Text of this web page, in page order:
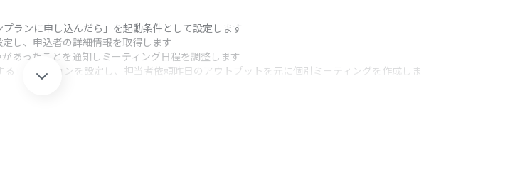
ランに申し込んだら」を起動条件として設定します
し、申込者の詳細情報を取得します
あったことを通知しミーティング日程を調整します
」アクションを設定し、担当者依頼昨日のアウトプットを元に個別ミーティングを作成しま